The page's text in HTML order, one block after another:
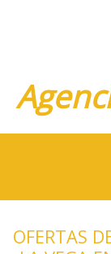
OFERTAS